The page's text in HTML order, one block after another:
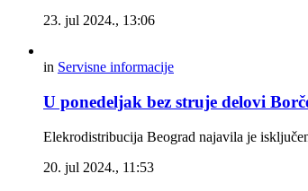
23. jul 2024., 13:06
in Servisne informacije
U ponedeljak bez struje delovi
Elekrodistribucija Beograd najavila je
20. jul 2024., 11:53